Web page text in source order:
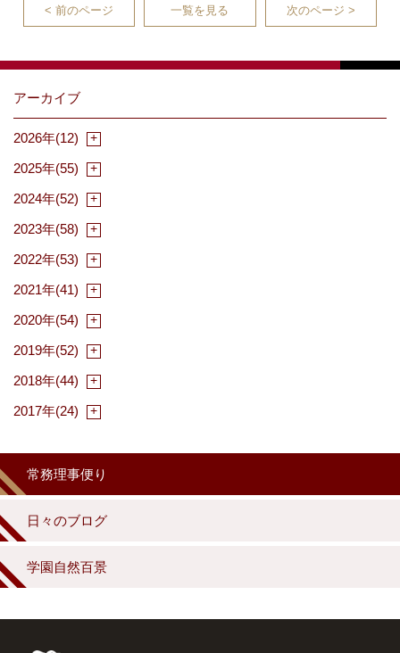
< 前のページ 一覧を見る 次のページ >
常務理事便り
日々のブログ
学園自然百景
アーカイブ
2026年(12)
2025年(55)
2024年(52)
2023年(58)
2022年(53)
2021年(41)
2020年(54)
2019年(52)
2018年(44)
2017年(24)